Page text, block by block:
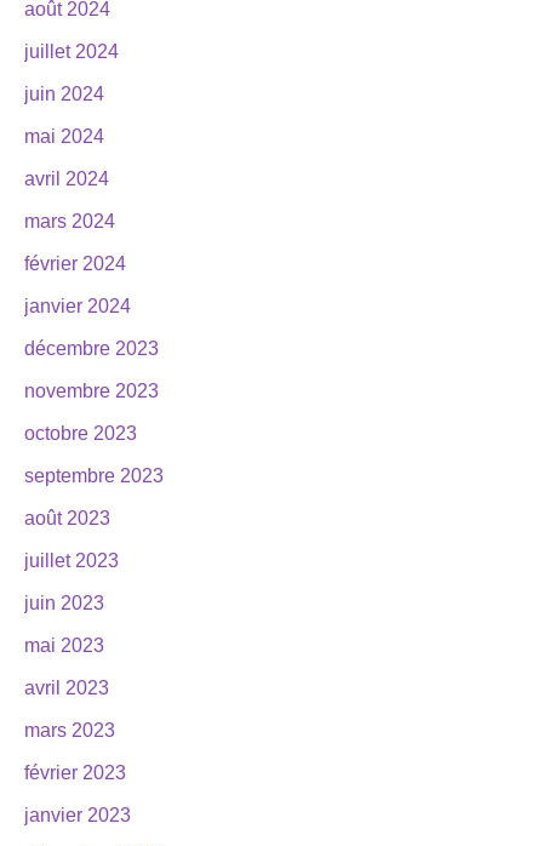
août 2024
juillet 2024
juin 2024
mai 2024
avril 2024
mars 2024
février 2024
janvier 2024
décembre 2023
novembre 2023
octobre 2023
septembre 2023
août 2023
juillet 2023
juin 2023
mai 2023
avril 2023
mars 2023
février 2023
janvier 2023